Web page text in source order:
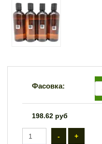
Фасовка:
198.62 руб
- +